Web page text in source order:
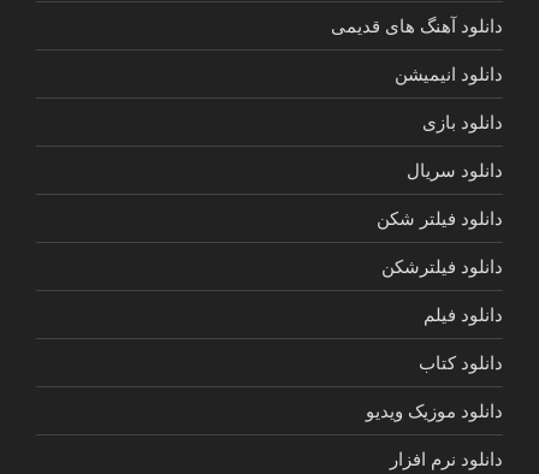
دانلود آهنگ های قدیمی
دانلود انیمیشن
دانلود بازی
دانلود سریال
دانلود فیلتر شکن
دانلود فیلترشکن
دانلود فیلم
دانلود کتاب
دانلود موزیک ویدیو
دانلود نرم افزار